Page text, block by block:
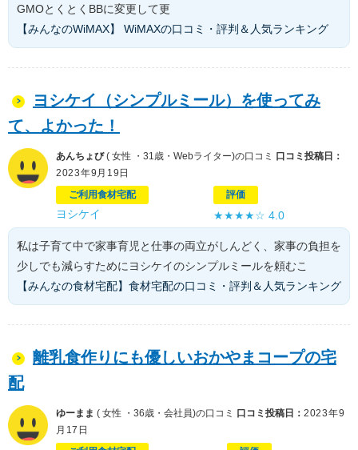
GMOとくとくBBに変更して更
【みんなのWiMAX】 WiMAXの口コミ・評判＆人気ランキング
ヨシケイ（シンプルミール）を使ってみ
て、よかった！
あんちょび( 女性 ・31歳・Webライター)の口コミ
口コミ投稿日：
2023年9月19日
ご利用食材宅配
ヨシケイ
評価
★★★★☆4.0
私は子育て中で家事育児と仕事の両立がしんどく、家事の負担を
少しでも減らすためにヨシケイのシンプルミールを頼むこ
【みんなの食材宅配】食材宅配の口コミ・評判＆人気ランキング
離乳食作りにも優しいおかやまコープの宅
配
ゆーまま ( 女性 ・36歳・会社員)の口コミ 口コミ投稿日： 2023年9
月17日